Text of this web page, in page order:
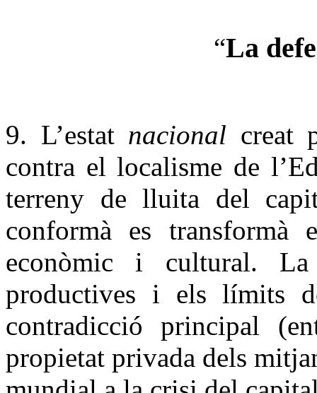
“La
9. L’estatnacional creat
contra el localisme de
terreny de lluita del
conformà es transformà
econòmic i cultural.
productives i els límits
contradicció principal
propietat privada dels